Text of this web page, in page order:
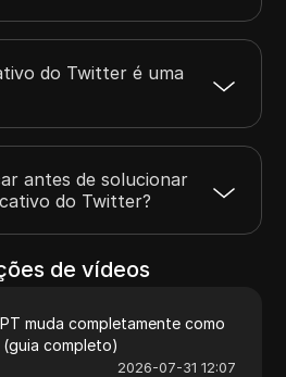
do Twitter é uma
antes de solucionar
do Twitter?
de vídeos
muda completamente como
completo)
2026-07-31 12:07